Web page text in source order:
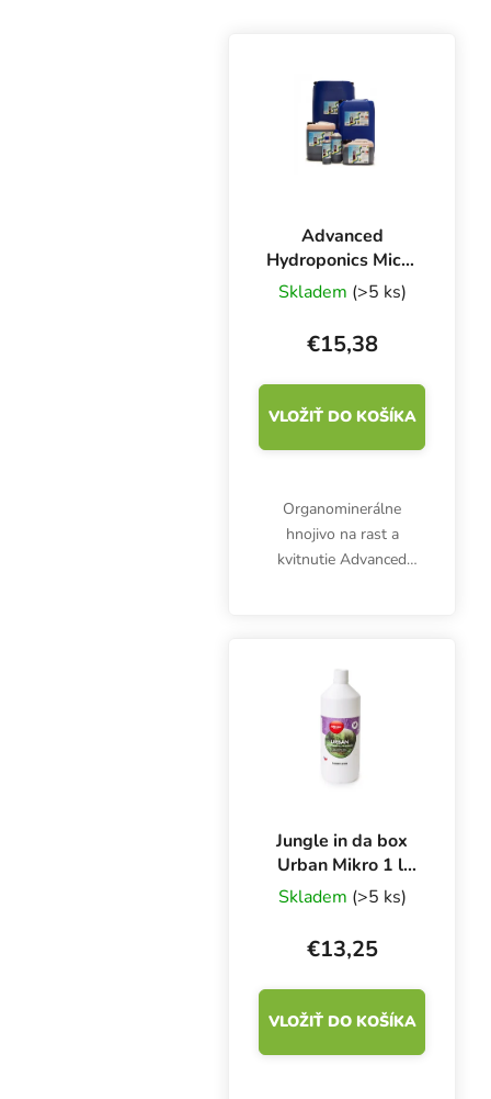
Advanced
Hydroponics Micro
1 l,
mikrokomponent
základného
hnojiva
Skladem (>5 ks)
€15,38
VLOŽIŤ DO KOŠÍKA
Organominerálne
hnojivo na rast a
kvitnutie Advanced
Používa sa v kombinácii
so zložkami Grow and...
Jungle in da box
Urban Mikro 1 l,
základná
mikrokomponentka
hnojiva
Skladem (>5 ks)
€13,25
VLOŽIŤ DO KOŠÍKA